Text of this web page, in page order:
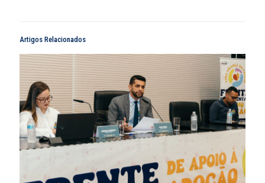
Artigos Relacionados